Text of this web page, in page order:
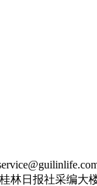
林日报社采编大